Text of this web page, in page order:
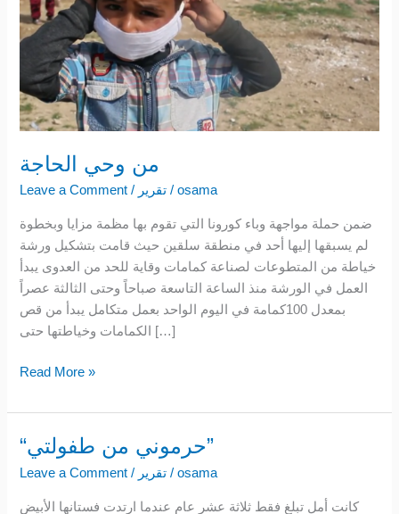
من وحي الحاجة
Leave a Comment / تقرير /osama
ضمن حملة مواجهة وباء كورونا التي تقوم بها مظمة مزايا وبخطوة
لم يسبقها إليها أحد في منطقة سلقين حيث قامت بتشكيل ورشة
خياطة من المتطوعات لصناعة كمامات وقاية للحد من العدوى يبدأ
العمل في الورشة منذ الساعة التاسعة صباحاً وحتى الثالثة عصراً
بمعدل 100كمامة في اليوم الواحد بعمل متكامل يبدأ من قص
الكمامات وخياطتها حتى […]
Read More »
“حرموني من طفولتي”
Leave a Comment / تقرير /osama
كانت أمل تبلغ فقط ثلاثة عشر عام عندما ارتدت فستانها الأبيض
“حرموني